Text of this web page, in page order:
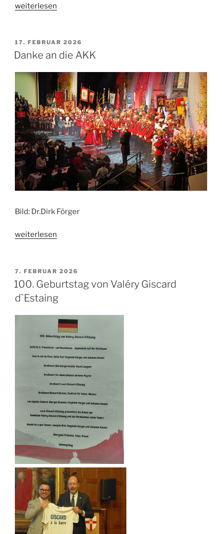
„Dreck
–
Tag
weiterlesen
VERÖFFENTLICHT
AM
17. FEBRUAR 2026
Danke an die AKK
Bild: Dr.Dirk Förger
„Danke
AKK“
weiterlesen
VERÖFFENTLICHT
AM
7. FEBRUAR 2026
100. Geburtstag von Valéry Giscard
d`Estaing